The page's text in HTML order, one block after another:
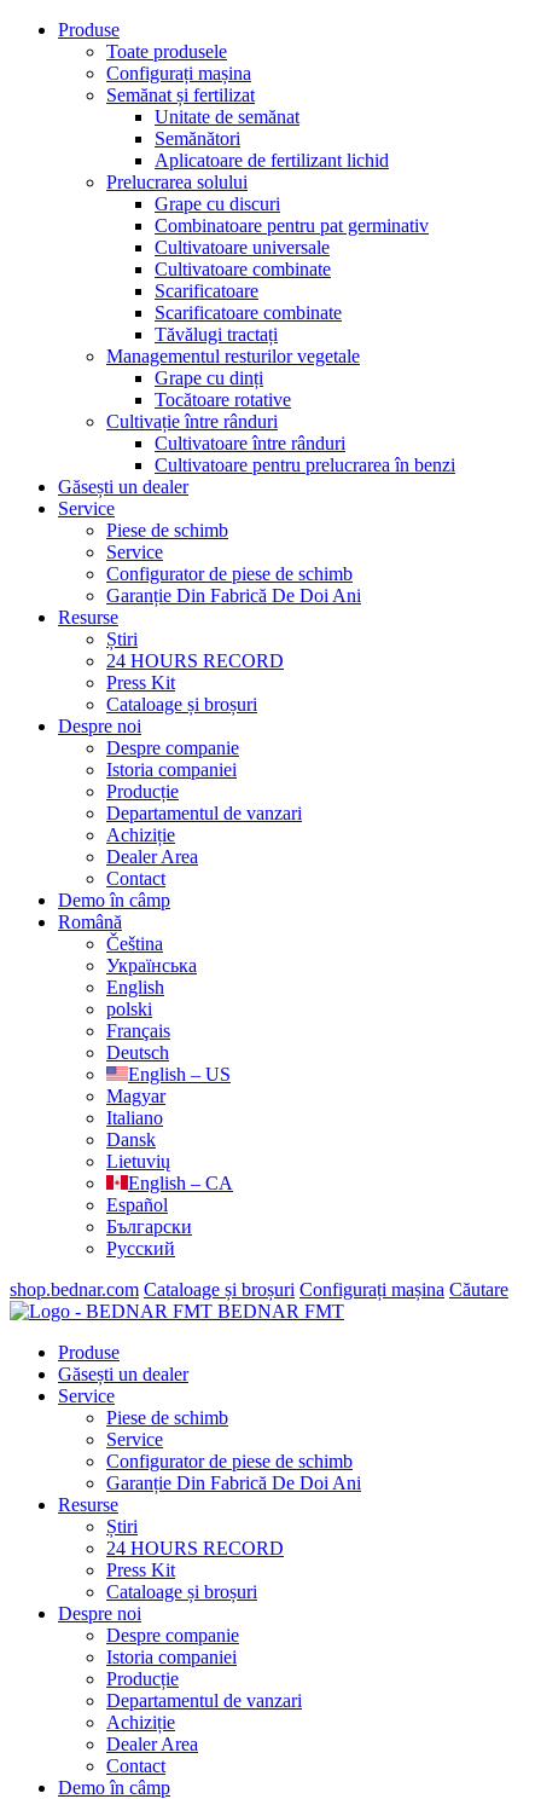
Produse
Toate produsele
Configurați mașina
Semănat și fertilizat
Unitate de semănat
Semănători
Aplicatoare de fertilizant lichid
Prelucrarea solului
Grape cu discuri
Combinatoare pentru pat germinativ
Cultivatoare universale
Cultivatoare combinate
Scarificatoare
Scarificatoare combinate
Tăvălugi tractați
Managementul resturilor vegetale
Grape cu dinți
Tocătoare rotative
Cultivație între rânduri
Cultivatoare între rânduri
Cultivatoare pentru prelucrarea în benzi
Găsești un dealer
Service
Piese de schimb
Service
Configurator de piese de schimb
Garanție Din Fabrică De Doi Ani
Resurse
Știri
24 HOURS RECORD
Press Kit
Cataloage și broșuri
Despre noi
Despre companie
Istoria companiei
Producție
Departamentul de vanzari
Achiziție
Dealer Area
Contact
Demo în câmp
Română
Čeština
Українська
English
polski
Français
Deutsch
English – US
Magyar
Italiano
Dansk
Lietuvių
English – CA
Español
Български
Русский
shop.bednar.com Cataloage și broșuri Configurați mașina Căutare
BEDNAR FMT
Produse
Găsești un dealer
Service
Piese de schimb
Service
Configurator de piese de schimb
Garanție Din Fabrică De Doi Ani
Resurse
Știri
24 HOURS RECORD
Press Kit
Cataloage și broșuri
Despre noi
Despre companie
Istoria companiei
Producție
Departamentul de vanzari
Achiziție
Dealer Area
Contact
Demo în câmp